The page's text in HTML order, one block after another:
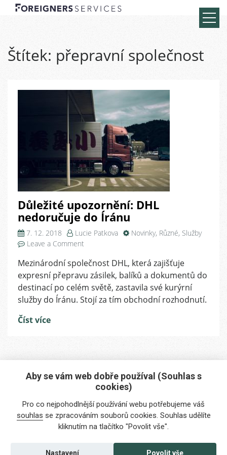
Štítek: přepravní společnost
Důležité upozornění: DHL
nedoručuje do Íránu
7. 12. 2018 Lucie Patkova Novinky, Různé, Služby
Leave a Comment
upozornění:
DHL
nedoručuje
do
Íránu
Mezinárodní společnost DHL, která zajišťuje
expresní přepravu zásilek, balíků a dokumentů do
destinací po celém světě, zastavila své kurýrní
služby do Íránu. Stojí za tím obchodní rozhodnutí.
Číst více
Máte zájem o naše služby?
Potřebujete poradit?
info@foreigners.cz
+420 211 221 492
Aby se vám web dobře používal (Souhlas s
cookies)
Pro co nejpohodlnější používání webu potřebujeme váš
souhlas se zpracováním souborů cookies. Souhlas udělíte
kliknutím na tlačítko "Povolit vše".
Povolit vše
Nastavení